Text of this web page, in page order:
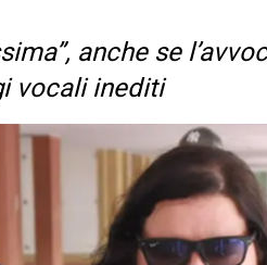
anche se
vocali inediti